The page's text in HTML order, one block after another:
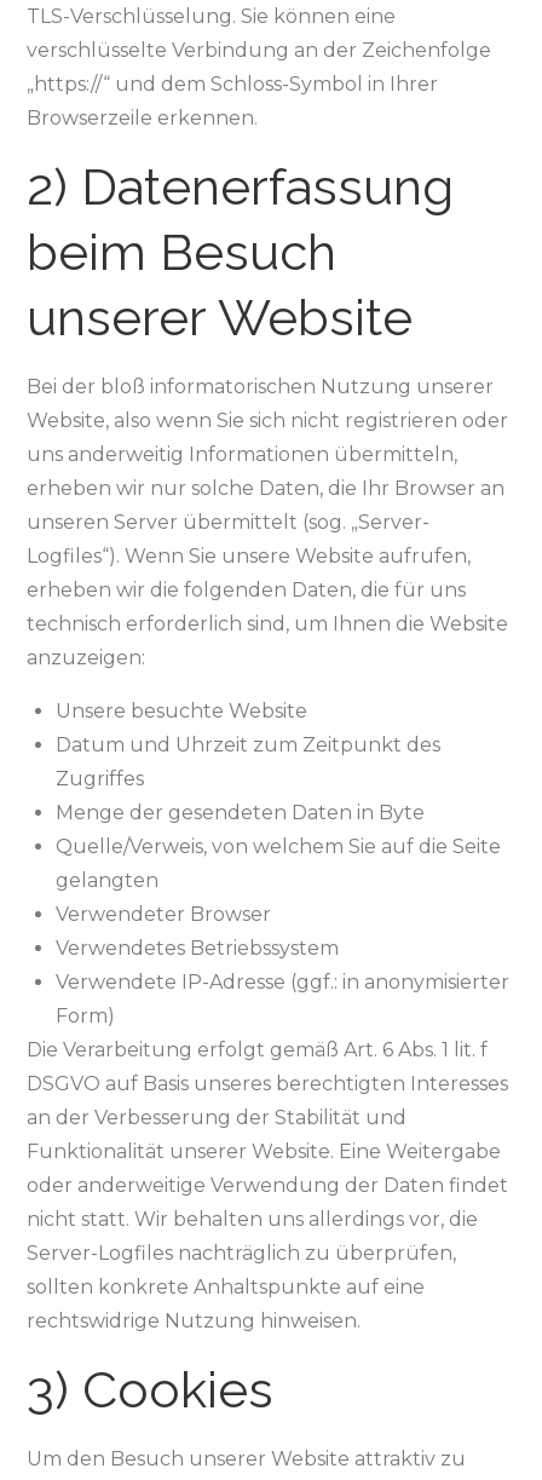
TLS-Verschlüsselung. Sie können eine
verschlüsselte Verbindung an der Zeichenfolge
„https://“ und dem Schloss-Symbol in Ihrer
Browserzeile erkennen.
2) Datenerfassung
beim Besuch
unserer Website
Bei der bloß informatorischen Nutzung unserer
Website, also wenn Sie sich nicht registrieren oder
uns anderweitig Informationen übermitteln,
erheben wir nur solche Daten, die Ihr Browser an
unseren Server übermittelt (sog. „Server-
Logfiles“). Wenn Sie unsere Website aufrufen,
erheben wir die folgenden Daten, die für uns
technisch erforderlich sind, um Ihnen die Website
anzuzeigen:
Unsere besuchte Website
Datum und Uhrzeit zum Zeitpunkt des
Zugriffes
Menge der gesendeten Daten in Byte
Quelle/Verweis, von welchem Sie auf die Seite
gelangten
Verwendeter Browser
Verwendetes Betriebssystem
Verwendete IP-Adresse (ggf.: in anonymisierter
Form)
Die Verarbeitung erfolgt gemäß Art. 6 Abs. 1 lit. f
DSGVO auf Basis unseres berechtigten Interesses
an der Verbesserung der Stabilität und
Funktionalität unserer Website. Eine Weitergabe
oder anderweitige Verwendung der Daten findet
nicht statt. Wir behalten uns allerdings vor, die
Server-Logfiles nachträglich zu überprüfen,
sollten konkrete Anhaltspunkte auf eine
rechtswidrige Nutzung hinweisen.
3) Cookies
Um den Besuch unserer Website attraktiv zu